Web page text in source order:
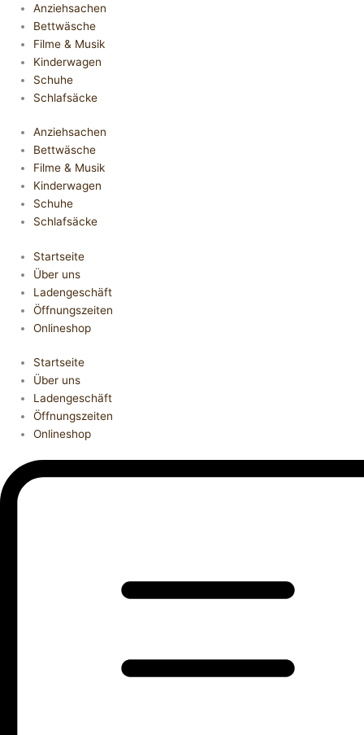
Anziehsachen
Bettwäsche
Filme & Musik
Kinderwagen
Schuhe
Schlafsäcke
Anziehsachen
Bettwäsche
Filme & Musik
Kinderwagen
Schuhe
Schlafsäcke
Startseite
Über uns
Ladengeschäft
Öffnungszeiten
Onlineshop
Startseite
Über uns
Ladengeschäft
Öffnungszeiten
Onlineshop